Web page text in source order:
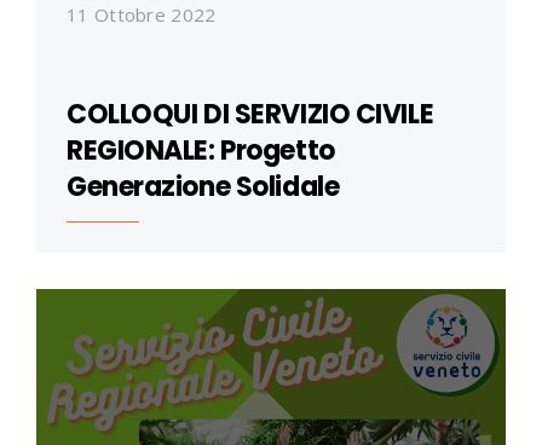
11 Ottobre 2022
COLLOQUI DI SERVIZIO CIVILE
REGIONALE: Progetto
Generazione Solidale